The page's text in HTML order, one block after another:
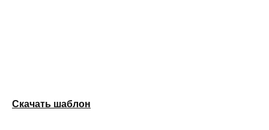
Скачать шаблон